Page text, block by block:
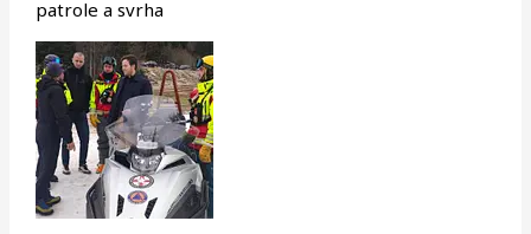
patrole a svrha